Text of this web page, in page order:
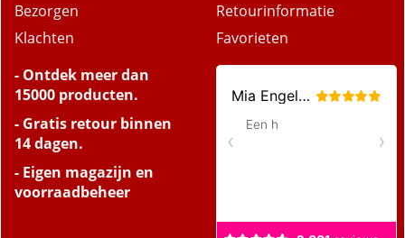
Bezorgen
Klachten
Retourinformatie
Favorieten
- Ontdek meer dan
15000 producten.
- Gratis retour binnen
14 dagen.
- Eigen magazijn en
voorraadbeheer